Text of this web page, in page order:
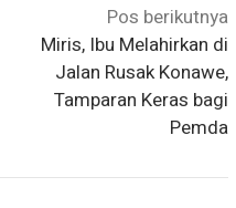
Pos berikutnya
Miris, Ibu Melahirkan di
Jalan Rusak Konawe,
Tamparan Keras bagi
Pemda